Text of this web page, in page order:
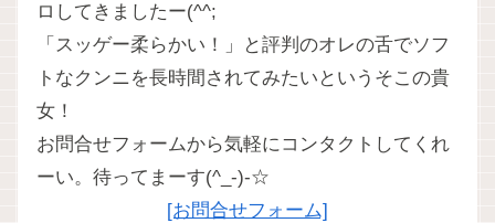
ロしてきましたー(^^;
「スッゲー柔らかい！」と評判のオレの舌でソフ
トなクンニを長時間されてみたいというそこの貴
女！
お問合せフォームから気軽にコンタクトしてくれ
ーい。待ってまーす(^_-)-☆
[お問合せフォーム]